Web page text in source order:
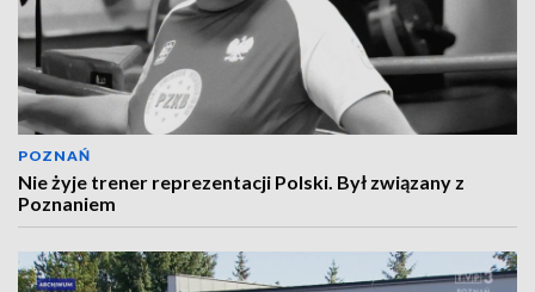
POZNAŃ
Nie żyje trener reprezentacji Polski. Był związany z
Poznaniem